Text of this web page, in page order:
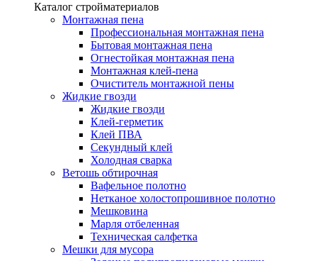
Каталог стройматериалов
Монтажная пена
Профессиональная монтажная пена
Бытовая монтажная пена
Огнестойкая монтажная пена
Монтажная клей-пена
Очиститель монтажной пены
Жидкие гвозди
Жидкие гвозди
Клей-герметик
Клей ПВА
Секундный клей
Холодная сварка
Ветошь обтирочная
Вафельное полотно
Нетканое холостопрошивное полотно
Мешковина
Марля отбеленная
Техническая салфетка
Мешки для мусора